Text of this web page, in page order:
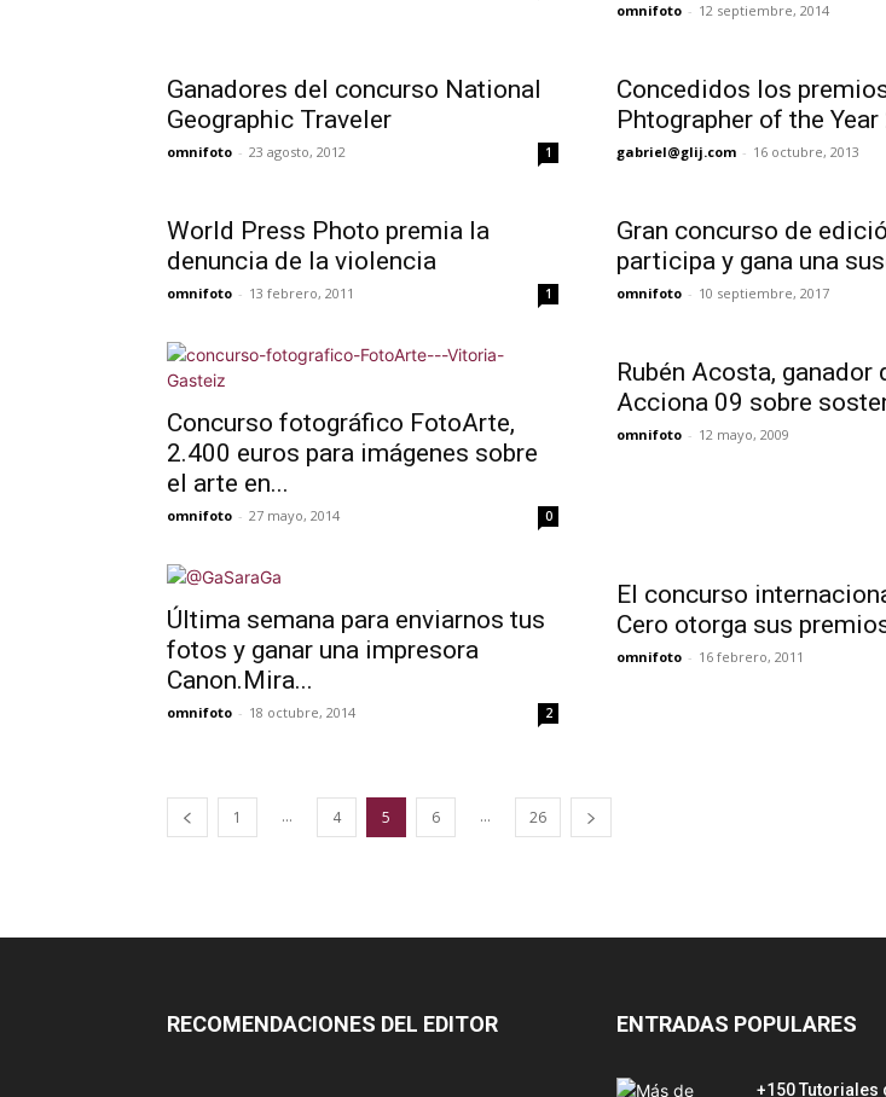
omnifoto - 12 septiembre, 2014
Ganadores del concurso National
Geographic Traveler
omnifoto - 23 agosto, 2012 1
Concedidos los
Phtographer of the Year
gabriel@glij.com - 16 octubre, 2013
World Press Photo premia la
denuncia de la violencia
omnifoto - 13 febrero, 2011 1
Gran concurso de
participa y gana una
omnifoto - 10 septiembre, 2017
Concurso fotográfico FotoArte,
2.400 euros para imágenes sobre
el arte en...
omnifoto - 27 mayo, 2014 0
Rubén Acosta, ganador
Acciona 09 sobre
omnifoto - 12 mayo, 2009
Última semana para enviarnos tus
fotos y ganar una impresora
Canon.Mira...
omnifoto - 18 octubre, 2014 2
El concurso
Cero otorga sus
omnifoto - 16 febrero, 2011
1 ... 4 5 6 ... 26
RECOMENDACIONES DEL EDITOR ENTRADAS POPULARES
+150 Tutoriales